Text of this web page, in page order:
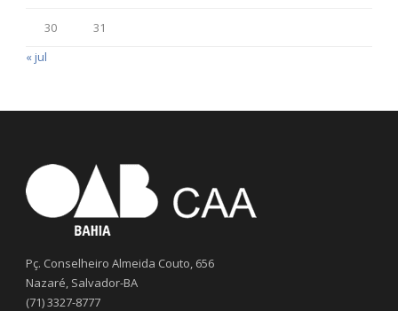
30
31
« jul
Pç. Conselheiro Almeida Couto, 656
Nazaré, Salvador-BA
(71) 3327-8777